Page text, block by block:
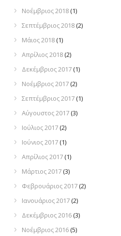
Νοέμβριος 2018(1)
Σεπτέμβριος 2018(2)
Μάιος 2018(1)
Απρίλιος 2018(2)
Δεκέμβριος 2017(1)
Νοέμβριος 2017(2)
Σεπτέμβριος 2017(1)
Αύγουστος 2017(3)
Ιούλιος 2017(2)
Ιούνιος 2017(1)
Απρίλιος 2017(1)
Μάρτιος 2017(3)
Φεβρουάριος 2017(2)
Ιανουάριος 2017(2)
Δεκέμβριος 2016(3)
Νοέμβριος 2016(5)